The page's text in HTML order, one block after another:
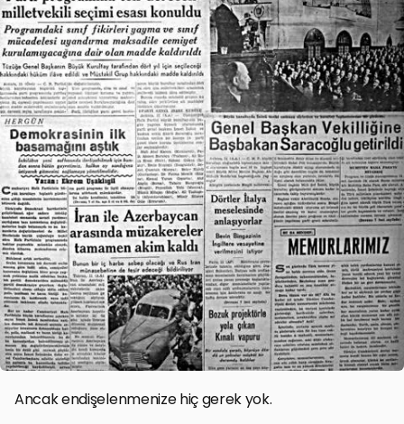
Ancak endişelenmenize hiç gerek yok.